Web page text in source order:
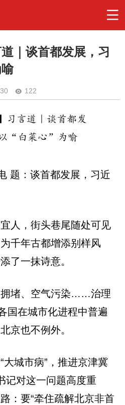
｜谈首都发展，习
122
题：谈首都发展，习近
人，街头巷尾随处可见
千年古都增添别样风
了一抹诗意。
拥堵、空气污染……治理
国在城市化进程中普遍
京也不例外。
大城市病”，推进京津冀
记对这一问题高度重
：要“牵住疏解北京非首